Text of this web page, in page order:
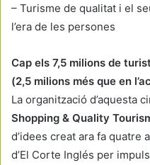
– Turisme de qualitat i el
l’era de les persones
Cap els 7,5 milions de
(2,5 milions més que en
La organització d’aquesta
Shopping & Quality
d’idees creat ara fa quatre
d’El Corte Inglés per